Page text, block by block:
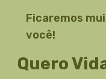
Ficaremos
você!
Quero